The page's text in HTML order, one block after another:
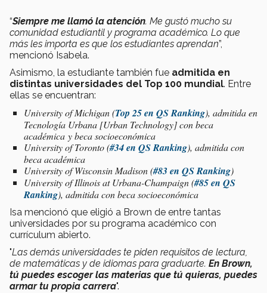
“Siempre me llamó la atención. Me gustó mucho su
comunidad estudiantil y programa académico. Lo que
más les importa es que los estudiantes aprendan”,
mencionó Isabela.
Asimismo, la estudiante también fue admitida en
distintas universidades del Top 100 mundial. Entre
ellas se encuentran:
University of Michigan (Top 25 en QS Ranking), admitida en
Tecnología Urbana [Urban Technology] con beca
académica y beca socioeconómica
University of Toronto (#34 en QS Ranking), admitida con
beca académica
University of Wisconsin Madison (#83 en QS Ranking)
University of Illinois at Urbana-Champaign (#85 en QS
Ranking), admitida con beca socioeconómica
Isa mencionó que eligió a Brown de entre tantas
universidades por su programa académico con
currículum abierto.
"Las demás universidades te piden requisitos de lectura,
de matemáticas y de idiomas para graduarte. En Brown,
tú puedes escoger las materias que tú quieras, puedes
armar tu propia carrera".